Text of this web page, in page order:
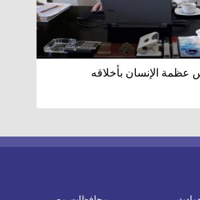
عظمة الإنسان بأخلاقه